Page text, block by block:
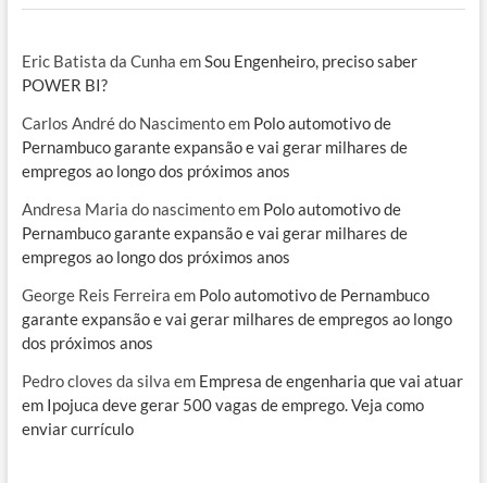
Eric Batista da Cunha emSou Engenheiro, preciso saber
POWER BI?
Carlos André do Nascimentoem Polo automotivo de
Pernambuco garante expansão e vai gerar milhares de
empregos ao longo dos próximos anos
Andresa Maria do nascimentoem Polo automotivo de
Pernambuco garante expansão e vai gerar milhares de
empregos ao longo dos próximos anos
George Reis Ferreira em Polo automotivo de Pernambuco
garante expansão e vai gerar milhares de empregos ao longo
dos próximos anos
Pedro cloves da silva em Empresa de engenharia que vai atuar
em Ipojuca deve gerar 500 vagas de emprego. Veja como
enviar currículo